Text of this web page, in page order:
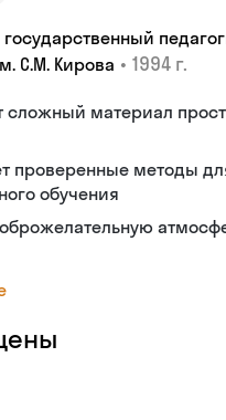
С.М. Кирова • 1994 г.
сложный материал
проверенные методы
обучения